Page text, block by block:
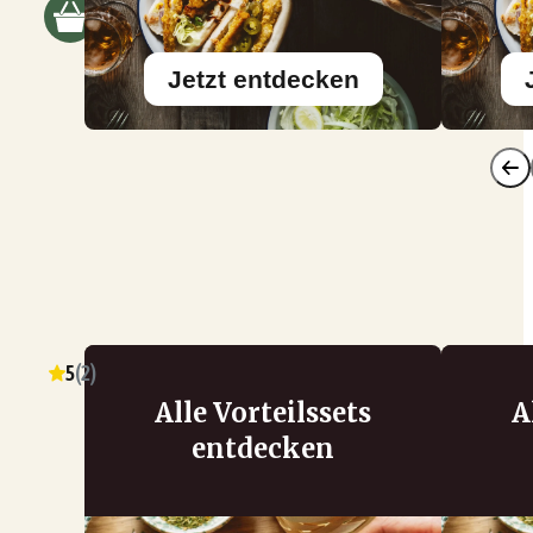
Jetzt entdecken
5(2)
Alle Vorteilssets
entdecken